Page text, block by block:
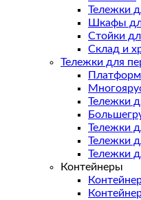
Тележки
Шкафы
Стойки
Склад и
Тележки для
Тележки
Тележки
Тележки
Тележки
Контейнеры